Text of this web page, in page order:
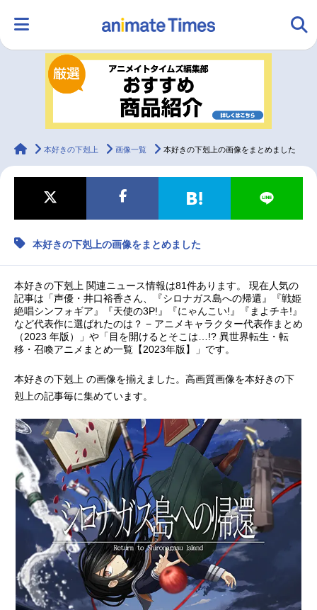
ランキング アニメ
ラジオ みんなの声
マンガ・ラノベ ゲーム・アプリ 音楽 コスプレ
2.5次元 配信・Vtuber トレンド
最新記事一覧
アニメ記事一覧 声優記事一覧
アニメ映画一覧 実写化映画一覧
今期アニメ曜日別一覧
春アニメ
秋アニメ 冬アニメ
男性声優/女性声優一覧
FOLLOW US
animateTimes
本好きの下剋上 画像一覧 本好きの下剋上の画像をまとめました
本好きの下剋上の画像をまとめました
本好きの下剋上 関連ニュース情報は81件あります。 現在人気の
記事は「声優・井口裕香さん、『シロナガス島への帰還』『戦姫
絶唱シンフォギア』『天使の3P!』『にゃんこい!』『まよチキ!』
など代表作に選ばれたのは？ − アニメキャラクター代表作まとめ
（2023 年版）」や「目を開けるとそこは…!? 異世界転生・転
移・召喚アニメまとめ一覧【2023年版】」です。
本好きの下剋上 の画像を揃えました。高画質画像を本好きの下
剋上の記事毎に集めています。